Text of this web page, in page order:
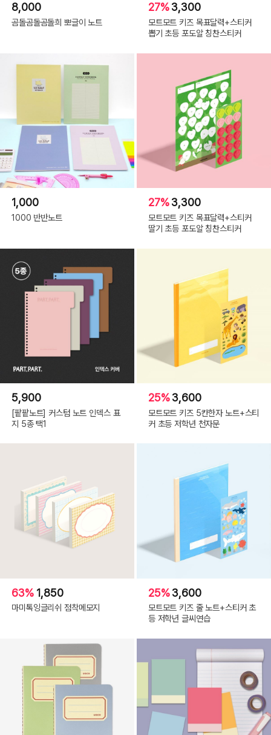
8,000
곰돌곰돌곰돌희 뽀글이 노트
27%3,300
모트모트 키즈 목표달력+스티커
뽑기 초등 포도알 칭찬스티커
1,000
1000 반반노트
27%3,300
모트모트 키즈 목표달력+스티커
딸기 초등 포도알 칭찬스티커
5,900
[팥팥노트] 커스텀 노트 인덱스 표
지 5종 택1
25%3,600
모트모트 키즈 5칸한자 노트+스티
커 초등 저학년 천자문
63% 1,850
마미톡잉글리쉬 점착메모지
25%3,600
모트모트 키즈 줄 노트+스티커 초
등 저학년 글씨연습